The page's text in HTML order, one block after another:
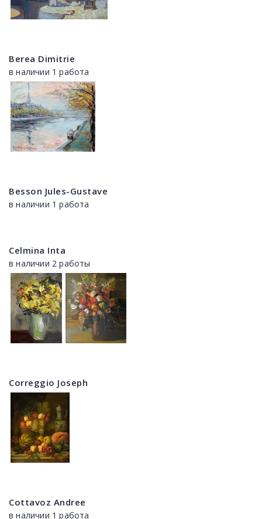
Berea Dimitrie
в наличии 1 работа
Besson Jules-Gustave
в наличии 1 работа
Celmina Inta
в наличии 2 работы
Correggio Joseph
Cottavoz Andree
в наличии 1 работа